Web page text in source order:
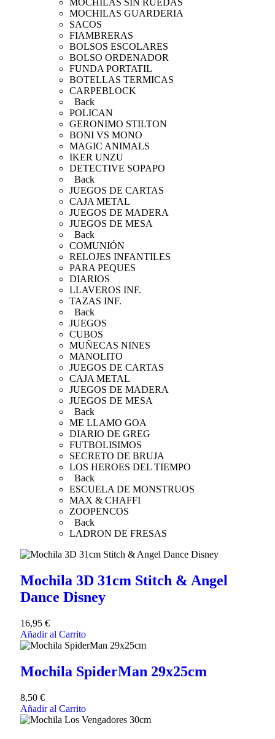
MOCHILAS SIN RUEDAS
MOCHILAS GUARDERIA
SACOS
FIAMBRERAS
BOLSOS ESCOLARES
BOLSO ORDENADOR
FUNDA PORTATIL
BOTELLAS TERMICAS
CARPEBLOCK
Back
POLICAN
GERONIMO STILTON
BONI VS MONO
MAGIC ANIMALS
IKER UNZU
DETECTIVE SOPAPO
Back
JUEGOS DE CARTAS
CAJA METAL
JUEGOS DE MADERA
JUEGOS DE MESA
Back
COMUNIÓN
RELOJES INFANTILES
PARA PEQUES
DIARIOS
LLAVEROS INF.
TAZAS INF.
Back
JUEGOS
CUBOS
MUÑECAS NINES
MANOLITO
JUEGOS DE CARTAS
CAJA METAL
JUEGOS DE MADERA
JUEGOS DE MESA
Back
ME LLAMO GOA
DIARIO DE GREG
FUTBOLISIMOS
SECRETO DE BRUJA
LOS HEROES DEL TIEMPO
Back
ESCUELA DE MONSTRUOS
MAX & CHAFFI
ZOOPENCOS
Back
LADRON DE FRESAS
Mochila 3D 31cm Stitch & Angel
Dance Disney
16,95 €
Añadir al Carrito
Mochila SpiderMan 29x25cm
8,50 €
Añadir al Carrito